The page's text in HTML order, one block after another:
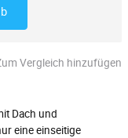
Vergleich hinzufügen
Dach und
eine einseitige